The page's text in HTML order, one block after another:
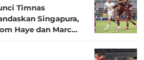
Timnas
Singapura,
Haye dan Marc